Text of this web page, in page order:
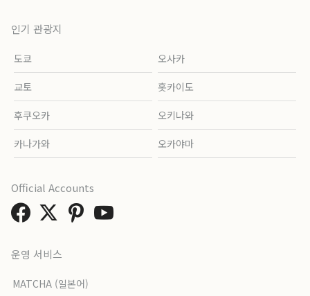
인기 관광지
도쿄 오사카
교토 홋카이도
후쿠오카 오키나와
카나가와 오카야마
운영 서비스
MATCHA (일본어)
Official Accounts